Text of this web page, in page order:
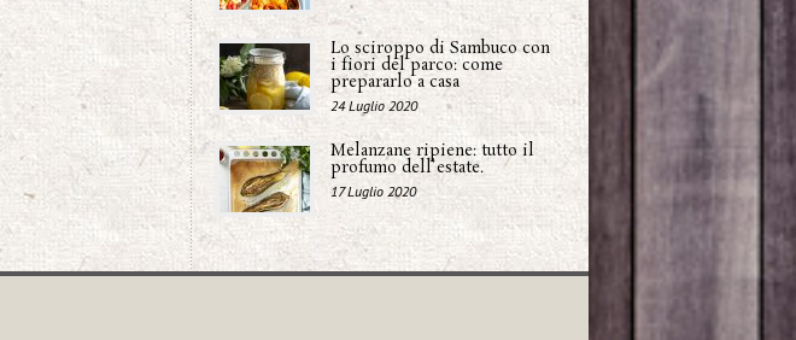
Lo sciroppo di Sambuco con
i fiori del parco: come
prepararlo a casa
24 Luglio 2020
Melanzane ripiene: tutto il
profumo dell'estate.
17 Luglio 2020